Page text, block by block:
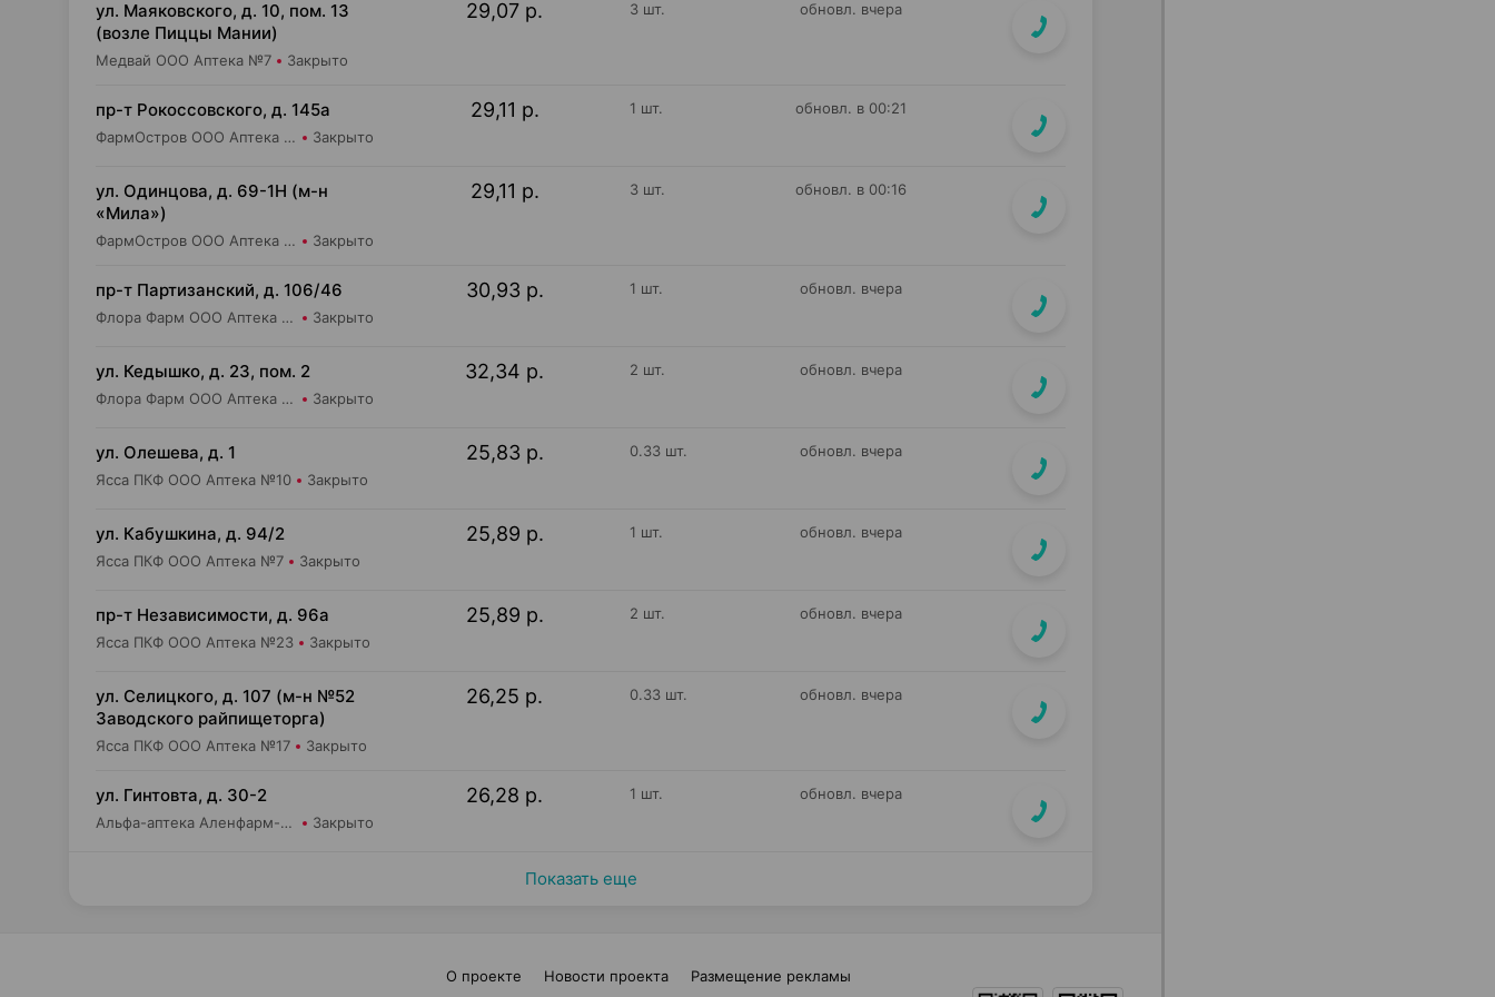
ул. Маяковского, д. 10, пом. 13
(возле Пиццы Мании)
Медвай ООО Аптека №7 Закрыто
29,07 р. 3 шт. обновл. вчера
пр-т Рокоссовского, д. 145а
ФармОстров ООО Аптека №9 на Рокоссовского Закрыто
29,11 р. 1 шт. обновл. в 00:21
ул. Одинцова, д. 69-1Н (м-н
«Мила»)
ФармОстров ООО Аптека №16 на Одинцова Закрыто
29,11 р. 3 шт. обновл. в 00:16
пр-т Партизанский, д. 106/46
Флора Фарм ООО Аптека №20 Закрыто
30,93 р. 1 шт. обновл. вчера
ул. Кедышко, д. 23, пом. 2
Флора Фарм ООО Аптека №21 Закрыто
32,34 р. 2 шт. обновл. вчера
ул. Олешева, д. 1
Ясса ПКФ ООО Аптека №10 Закрыто
25,83 р. 0.33 шт. обновл. вчера
ул. Кабушкина, д. 94/2
Ясса ПКФ ООО Аптека №7 Закрыто
25,89 р. 1 шт. обновл. вчера
пр-т Независимости, д. 96а
Ясса ПКФ ООО Аптека №23 Закрыто
25,89 р. 2 шт. обновл. вчера
ул. Селицкого, д. 107 (м-н №52
Заводского райпищеторга)
Ясса ПКФ ООО Аптека №17 Закрыто
26,25 р. 0.33 шт. обновл. вчера
ул. Гинтовта, д. 30-2
Альфа-аптека Аленфарм-Плюс ОДО Аптека №16 Закрыто
26,28 р. 1 шт. обновл. вчера
Показать еще
О проекте Новости проекта Размещение рекламы